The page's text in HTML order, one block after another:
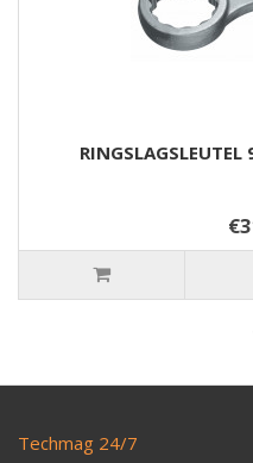
Techmag 24/7